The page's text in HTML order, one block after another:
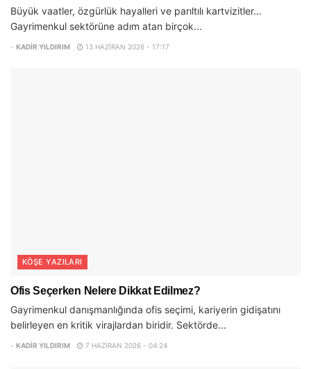
Büyük vaatler, özgürlük hayalleri ve parıltılı kartvizitler…
Gayrimenkul sektörüne adım atan birçok...
- KADIR YILDIRIM 13 HAZIRAN 2026 - 17:17
KÖŞE YAZILARI
Ofis Seçerken Nelere Dikkat Edilmez?
Gayrimenkul danışmanlığında ofis seçimi, kariyerin gidişatını
belirleyen en kritik virajlardan biridir. Sektörde...
- KADIR YILDIRIM 7 HAZIRAN 2026 - 04:24